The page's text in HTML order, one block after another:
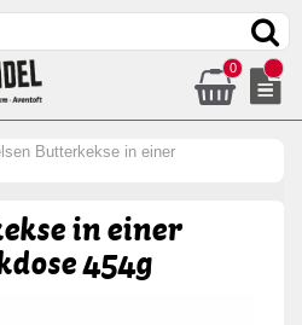
0
Butterkekse in einer
in einer
454g